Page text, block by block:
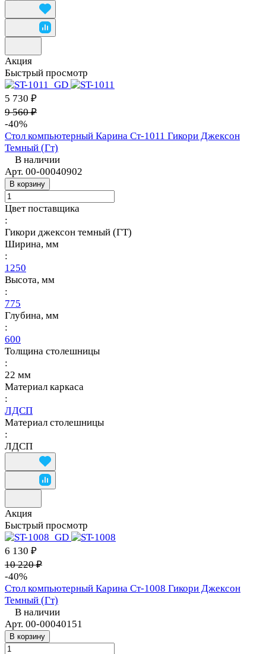
Акция
Быстрый просмотр
5 730 ₽
9 560 ₽
-40%
Стол компьютерный Карина Ст-1011 Гикори Джексон
Темный (Гт)
В наличии
Арт. 00-00040902
В корзину
Цвет поставщика
:
Гикори джексон темный (ГТ)
Ширина, мм
:
1250
Высота, мм
:
775
Глубина, мм
:
600
Толщина столешницы
:
22 мм
Материал каркаса
:
ЛДСП
Материал столешницы
:
ЛДСП
Акция
Быстрый просмотр
6 130 ₽
10 220 ₽
-40%
Стол компьютерный Карина Ст-1008 Гикори Джексон
Темный (Гт)
В наличии
Арт. 00-00040151
В корзину